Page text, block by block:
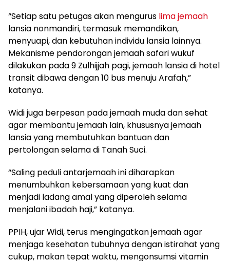
“Setiap satu petugas akan mengurus lima jemaah
lansia nonmandiri, termasuk memandikan,
menyuapi, dan kebutuhan individu lansia lainnya.
Mekanisme pendorongan jemaah safari wukuf
dilakukan pada 9 Zulhijjah pagi, jemaah lansia di hotel
transit dibawa dengan 10 bus menuju Arafah,”
katanya.
Widi juga berpesan pada jemaah muda dan sehat
agar membantu jemaah lain, khususnya jemaah
lansia yang membutuhkan bantuan dan
pertolongan selama di Tanah Suci.
“Saling peduli antarjemaah ini diharapkan
menumbuhkan kebersamaan yang kuat dan
menjadi ladang amal yang diperoleh selama
menjalani ibadah haji,” katanya.
PPIH, ujar Widi, terus mengingatkan jemaah agar
menjaga kesehatan tubuhnya dengan istirahat yang
cukup, makan tepat waktu, mengonsumsi vitamin